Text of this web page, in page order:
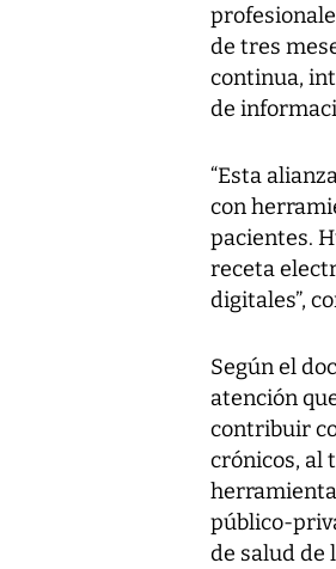
de tres
continua,
de
“Esta
con
pacientes.
receta
digitales”,
Según el
atención
contribuir
crónicos, al
público-
de salud de